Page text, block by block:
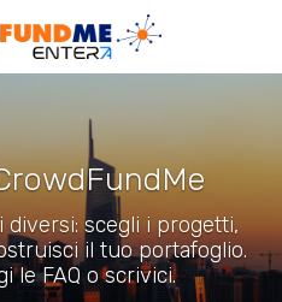
scegli i progetti,
il tuo portafoglio.
le FAQ o scrivici.